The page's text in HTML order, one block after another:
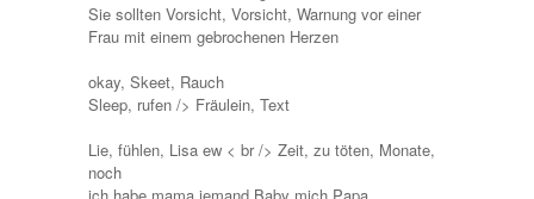
Sie sollten Vorsicht, Vorsicht, Warnung vor einer
Frau mit einem gebrochenen Herzen
okay, Skeet, Rauch
Sleep, rufen /> Fräulein, Text
Lie, fühlen, Lisa ew < br /> Zeit, zu töten, Monate,
noch